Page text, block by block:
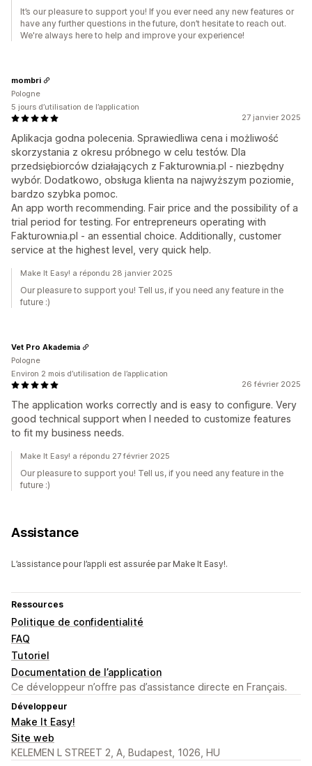
It’s our pleasure to support you! If you ever need any new features or
have any further questions in the future, don’t hesitate to reach out.
We're always here to help and improve your experience!
27 janvier 2025
Aplikacja godna polecenia. Sprawiedliwa cena i możliwość
skorzystania z okresu próbnego w celu testów. Dla
przedsiębiorców działających z Fakturownia.pl - niezbędny
wybór. Dodatkowo, obsługa klienta na najwyższym poziomie,
bardzo szybka pomoc.
An app worth recommending. Fair price and the possibility of a
trial period for testing. For entrepreneurs operating with
Fakturownia.pl - an essential choice. Additionally, customer
service at the highest level, very quick help.
mombri
Pologne
5 jours d’utilisation de l’application
Make It Easy! a répondu 28 janvier 2025
Our pleasure to support you! Tell us, if you need any feature in the
future :)
26 février 2025
The application works correctly and is easy to configure. Very
good technical support when I needed to customize features
to fit my business needs.
Vet Pro Akademia
Pologne
Environ 2 mois d’utilisation de l’application
Make It Easy! a répondu 27 février 2025
Our pleasure to support you! Tell us, if you need any feature in the
future :)
Assistance
L’assistance pour l’appli est assurée par Make It Easy!.
Ressources
Politique de confidentialité
FAQ
Tutoriel
Documentation de l’application
Ce développeur n’offre pas d’assistance directe en Français.
Développeur
Make It Easy!
Site web
KELEMEN L STREET 2, A, Budapest, 1026, HU